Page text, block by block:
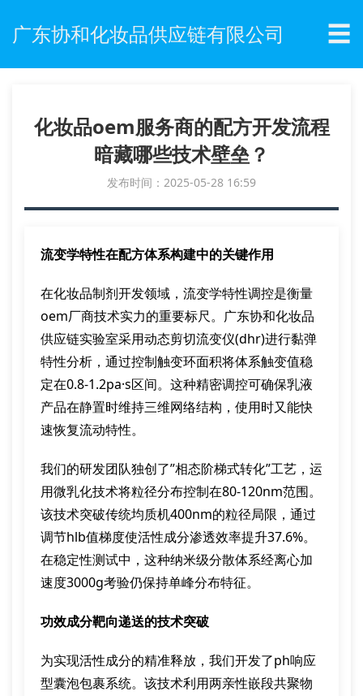
广东协和化妆品供应链有限公司 ☰
化妆品oem服务商的配方开发流程
暗藏哪些技术壁垒？
发布时间：2025-05-28 16:59
流变学特性在配方体系构建中的关键作用
在化妆品制剂开发领域，流变学特性调控是衡量
oem厂商技术实力的重要标尺。广东协和化妆品
供应链实验室采用动态剪切流变仪(dhr)进行黏弹
特性分析，通过控制触变环面积将体系触变值稳
定在0.8-1.2pa·s区间。这种精密调控可确保乳液
产品在静置时维持三维网络结构，使用时又能快
速恢复流动特性。
我们的研发团队独创了”相态阶梯式转化”工艺，运
用微乳化技术将粒径分布控制在80-120nm范围。
该技术突破传统均质机400nm的粒径局限，通过
调节hlb值梯度使活性成分渗透效率提升37.6%。
在稳定性测试中，这种纳米级分散体系经离心加
速度3000g考验仍保持单峰分布特征。
功效成分靶向递送的技术突破
为实现活性成分的精准释放，我们开发了ph响应
型囊泡包裹系统。该技术利用两亲性嵌段共聚物